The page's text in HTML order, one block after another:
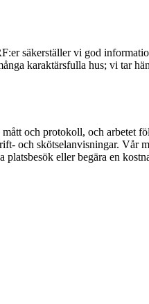
säkerställer vi god
karaktärsfulla hus; vi tar
och protokoll, och arbetet
och skötselanvisningar. Vår
eller begära en